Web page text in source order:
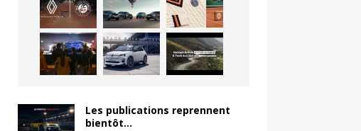
Les publications reprennent
bientôt…